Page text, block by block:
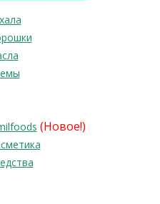
(Новое!)